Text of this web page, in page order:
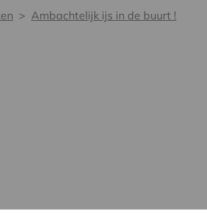
Ambachtelijk ijs in de buurt !